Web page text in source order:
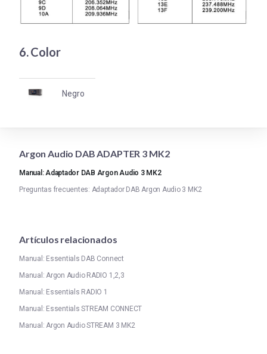
6. Color
Negro
Argon Audio DAB ADAPTER 3 MK2
Manual: Adaptador DAB Argon Audio 3 MK2
Preguntas frecuentes: Adaptador DAB Argon Audio 3 MK2
Artículos relacionados
Manual: Essentials DAB Connect
Manual: Argon Audio RADIO 1,2,3
Manual: Essentials RADIO 1
Manual: Essentials STREAM CONNECT
Manual: Argon Audio STREAM 3 MK2